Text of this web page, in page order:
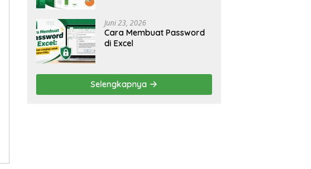
Juni 23, 2026
Cara Membuat Password
di Excel
Selengkapnya